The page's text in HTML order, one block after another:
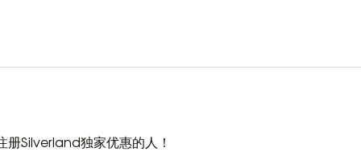
册Silverland独家优惠的人！